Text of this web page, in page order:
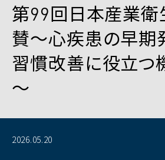
第99回日本産業
賛～心疾患の早期
習慣改善に役立つ
～
2026.05.20